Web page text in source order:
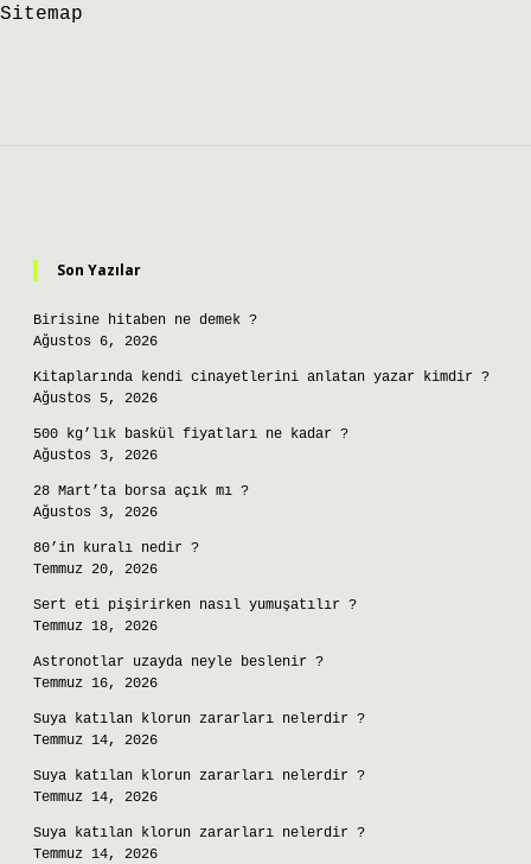
Sitemap
Son Yazılar
Birisine hitaben ne demek ?
Ağustos 6, 2026
Kitaplarında kendi cinayetlerini anlatan yazar kimdir ?
Ağustos 5, 2026
500 kg’lık baskül fiyatları ne kadar ?
Ağustos 3, 2026
28 Mart’ta borsa açık mı ?
Ağustos 3, 2026
80’in kuralı nedir ?
Temmuz 20, 2026
Sert eti pişirirken nasıl yumuşatılır ?
Temmuz 18, 2026
Astronotlar uzayda neyle beslenir ?
Temmuz 16, 2026
Suya katılan klorun zararları nelerdir ?
Temmuz 14, 2026
Suya katılan klorun zararları nelerdir ?
Temmuz 14, 2026
Suya katılan klorun zararları nelerdir ?
Temmuz 14, 2026